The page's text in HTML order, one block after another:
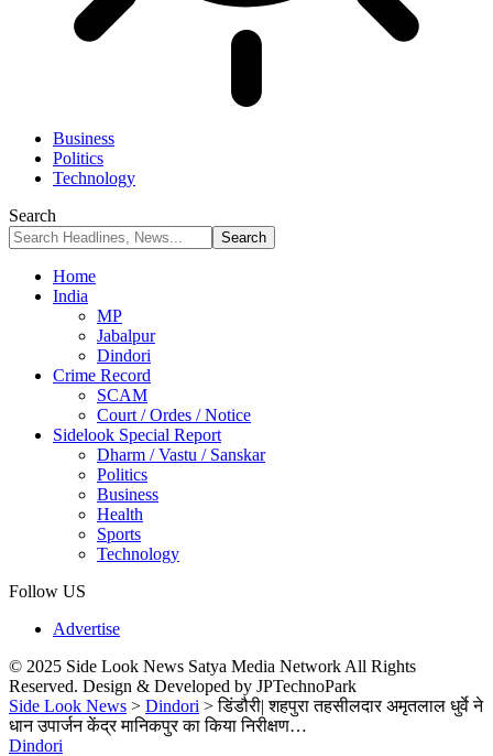
Business
Politics
Technology
Search
Home
India
MP
Jabalpur
Dindori
Crime Record
SCAM
Court / Ordes / Notice
Sidelook Special Report
Dharm / Vastu / Sanskar
Politics
Business
Health
Sports
Technology
Follow US
Advertise
© 2025 Side Look News Satya Media Network All Rights
Reserved. Design & Developed by JPTechnoPark
Side Look News > Dindori >डिंडौरी| शहपुरा तहसीलदार अमृतलाल धुर्वे ने
धान उपार्जन केंद्र मानिकपुर का किया निरीक्षण…
Dindori